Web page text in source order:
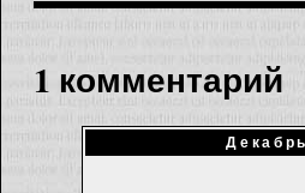
1 комментарий